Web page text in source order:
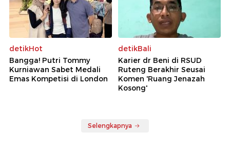
detikHot
Bangga! Putri Tommy
Kurniawan Sabet Medali
Emas Kompetisi di London
detikBali
Karier dr Beni di RSUD
Ruteng Berakhir Seusai
Komen 'Ruang Jenazah
Kosong'
Selengkapnya